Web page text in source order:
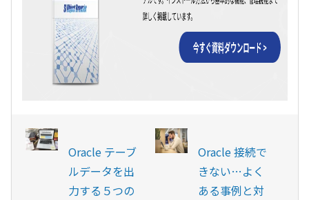
Oracle テーブ
ルデータを出
力する５つの
Oracle 接続で
きない…よく
ある事例と対